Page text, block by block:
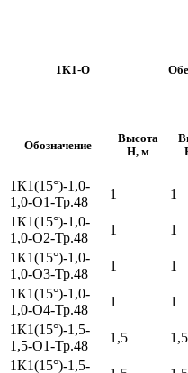
1K1-О
Обозначение
Высота
H, м
1К1(15°)-1,0-
1,0-О1-Тр.48
1 1
1К1(15°)-1,0-
1,0-О2-Тр.48
1 1
1К1(15°)-1,0-
1,0-О3-Тр.48
1 1
1К1(15°)-1,0-
1,0-О4-Тр.48
1 1
1К1(15°)-1,5-
1,5-О1-Тр.48
1,5 1,5
1К1(15°)-1,5-